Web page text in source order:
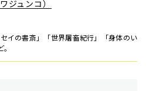
ジュンコ）
イの書斎」「世界屠畜紀行」「身体のい